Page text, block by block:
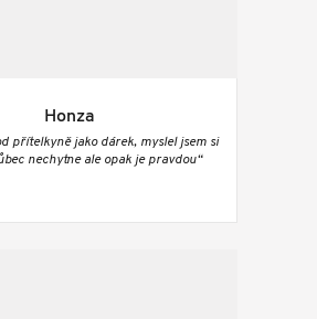
Honza
přítelkyně jako dárek, myslel jsem si
nechytne ale opak je pravdou“